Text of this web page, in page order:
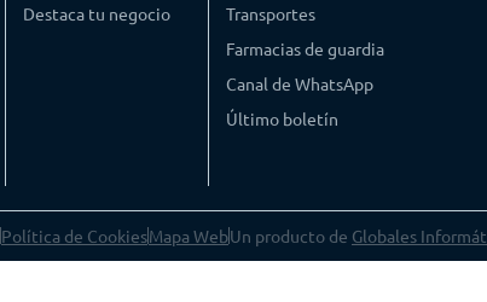
Destaca tu negocio
Transportes
Farmacias de guardia
Canal de WhatsApp
Último boletín
Política de CookiesMapa WebUn producto de Globales